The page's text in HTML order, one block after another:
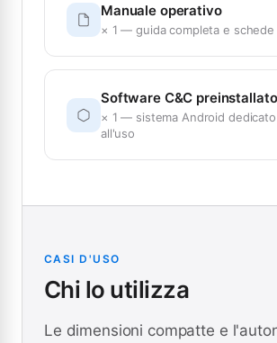
Manuale operativo
× 1 — guida completa e
Software C&C preinstallato
× 1 — sistema Android
all'uso
CASI D'USO
Chi lo utilizza
Le dimensioni compatte e